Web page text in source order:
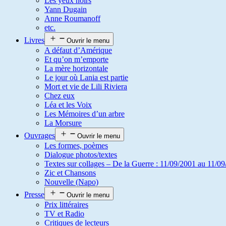
Yann Dugain
Anne Roumanoff
etc.
Livres
Ouvrir le menu
A défaut d’Amérique
Et qu’on m’emporte
La mère horizontale
Le jour où Lania est partie
Mort et vie de Lili Riviera
Chez eux
Léa et les Voix
Les Mémoires d’un arbre
La Morsure
Ouvrages
Ouvrir le menu
Les formes, poèmes
Dialogue photos/textes
Textes sur collages – De la Guerre : 11/09/2001 au 11/
Zic et Chansons
Nouvelle (Napo)
Presse
Ouvrir le menu
Prix littéraires
TV et Radio
Critiques de lecteurs